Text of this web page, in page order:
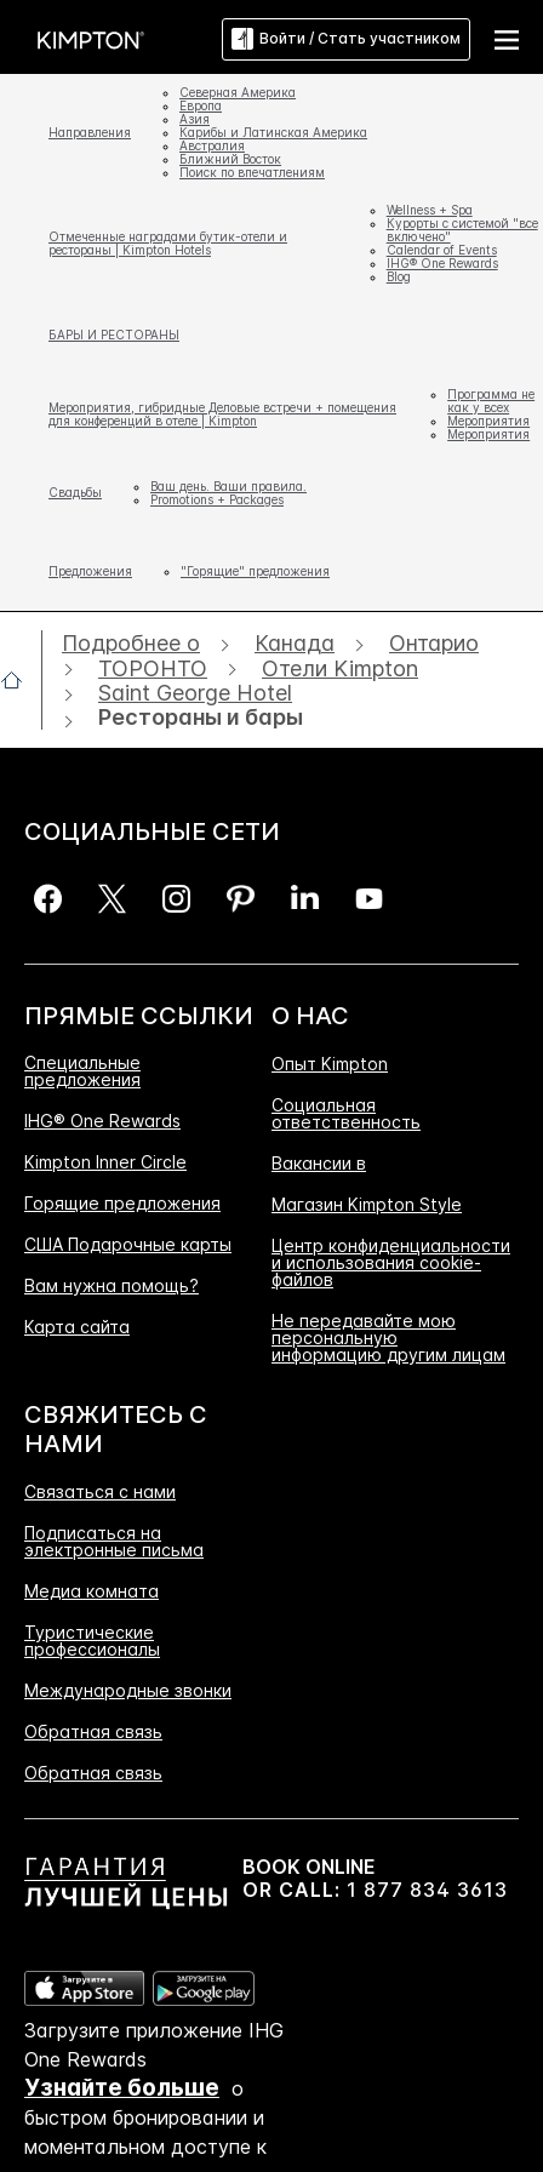
Войти / Стать участником
Направления
Северная Америка
Европа
Азия
Карибы и Латинская Америка
Австралия
Ближний Восток
Поиск по впечатлениям
Отмеченные наградами бутик-отели и
рестораны | Kimpton Hotels
Wellness + Spa
Курорты с системой "все
включено"
Calendar of Events
IHG® One Rewards
Blog
БАРЫ И РЕСТОРАНЫ
Мероприятия, гибридные Деловые встречи + помещения
для конференций в отеле | Kimpton
Программа не
как у всех
Мероприятия
Мероприятия
Свадьбы
Ваш день. Ваши правила.
Promotions + Packages
Предложения "Горящие" предложения
Подробнее о Канада
Онтарио
ТОРОНТО
Отели Kimpton
Saint George Hotel
Рестораны и бары
СОЦИАЛЬНЫЕ СЕТИ
ПРЯМЫЕ ССЫЛКИ
Специальные
предложения
IHG® One Rewards
Kimpton Inner Circle
Горящие предложения
США Подарочные карты
Вам нужна помощь?
Карта сайта
О НАС
Опыт Kimpton
Социальная
ответственность
Вакансии в
Магазин Kimpton Style
Центр конфиденциальности
и использования cookie-
файлов
Не передавайте мою
персональную
информацию другим лицам
СВЯЖИТЕСЬ С
НАМИ
Связаться с нами
Подписаться на
электронные письма
Медиа комната
Туристические
профессионалы
Международные звонки
Обратная связь
Обратная связь
BOOK ONLINE
OR CALL: 1 877 834 3613
Загрузите приложение IHG
One Rewards
Узнайте больше о
быстром бронировании и
моментальном доступе к